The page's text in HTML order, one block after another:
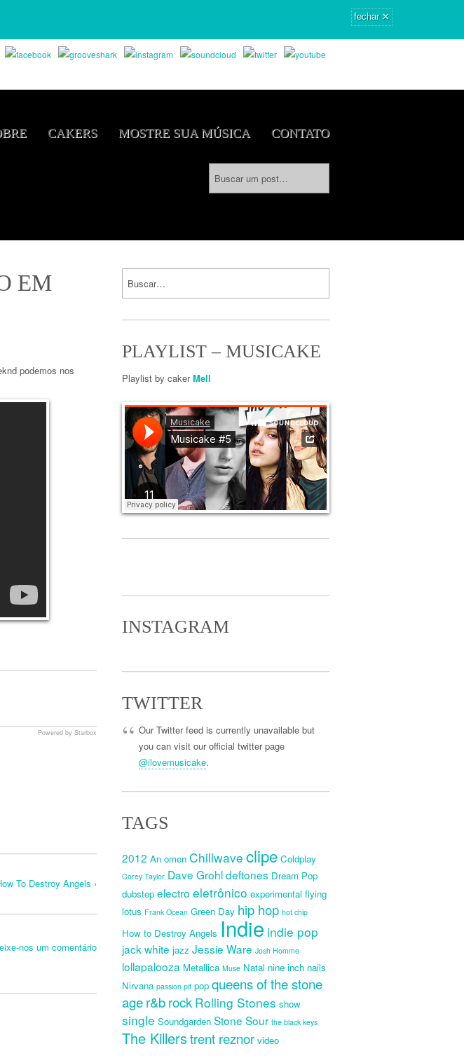
fechar ×
CAKERS MOSTRE SUA MÚSICA CONTATO
EM
podemos nos
Powered by Starbox
To Destroy Angels ›
nos um comentário
PLAYLIST – MUSICAKE
Playlist by cakerMell
INSTAGRAM
TWITTER
Our Twitter feed is currently unavailable but
you can visit our official twitter page
@ilovemusicake.
TAGS
2012 An omen Chillwave clipe Coldplay
Corey Taylor Dave Grohldeftones Dream Pop
dubstep electro eletrônico experimental flying
lotus Frank Ocean Green Day hip hop hot chip
How to Destroy Angels Indie indie pop
jack white jazz Jessie Ware Josh Homme
lollapalooza Metallica Muse Natal nine inch nails
Nirvana passion pit pop queens of the stone
ager&brockRolling Stones show
single Soundgarden Stone Sour the black keys
The Killerstrent reznor video